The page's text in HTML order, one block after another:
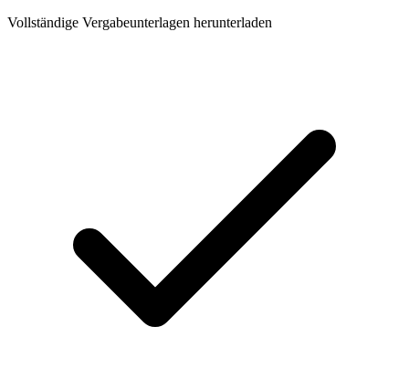
Vollständige Vergabeunterlagen herunterladen